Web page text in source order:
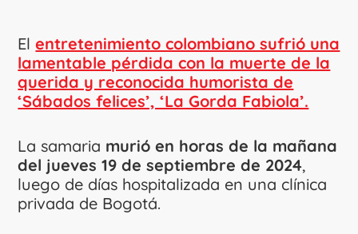
Elentretenimiento colombiano sufrió una
lamentable pérdida con la muerte de la
querida y reconocida humorista de
‘Sábados felices’, ‘La Gorda Fabiola’.
La samaria murió en horas de la mañana
del jueves 19 de septiembre de 2024,
luego de días hospitalizada en una clínica
privada de Bogotá.